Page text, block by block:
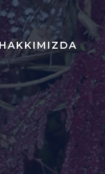
HAKKIMIZDA